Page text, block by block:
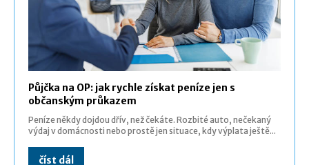
Půjčka na OP: jak rychle získat peníze jen s
občanským průkazem
Peníze někdy dojdou dřív, než čekáte. Rozbité auto, nečekaný
výdaj v domácnosti nebo prostě jen situace, kdy výplata ještě...
číst dál